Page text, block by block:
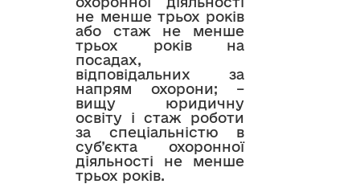
не менше трьох років
або стаж не менше
трьох років на
посадах,
відповідальних за
напрям охорони; –
вищу юридичну
освіту і стаж роботи
за спеціальністю в
суб’єкта охоронної
діяльності не менше
трьох років.